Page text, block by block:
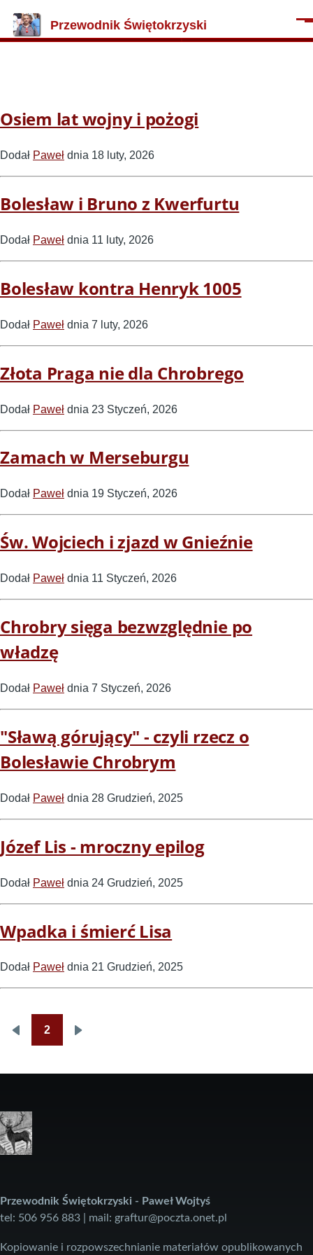
Przewodnik Świętokrzyski
Osiem lat wojny i pożogi
Dodał Paweł dnia 18 luty, 2026
Bolesław i Bruno z Kwerfurtu
Dodał Paweł dnia 11 luty, 2026
Bolesław kontra Henryk 1005
Dodał Paweł dnia 7 luty, 2026
Złota Praga nie dla Chrobrego
Dodał Paweł dnia 23 Styczeń, 2026
Zamach w Merseburgu
Dodał Paweł dnia 19 Styczeń, 2026
Św. Wojciech i zjazd w Gnieźnie
Dodał Paweł dnia 11 Styczeń, 2026
Chrobry sięga bezwzględnie po
władzę
Dodał Paweł dnia 7 Styczeń, 2026
"Sławą górujący" - czyli rzecz o
Bolesławie Chrobrym
Dodał Paweł dnia 28 Grudzień, 2025
Józef Lis - mroczny epilog
Dodał Paweł dnia 24 Grudzień, 2025
Wpadka i śmierć Lisa
Dodał Paweł dnia 21 Grudzień, 2025
Poprzednia
2
Przewodnik Świętokrzyski - Paweł Wojtyś
tel: 506 956 883 | mail: graftur@poczta.onet.pl
Kopiowanie i rozpowszechnianie materiałów opublikowanych